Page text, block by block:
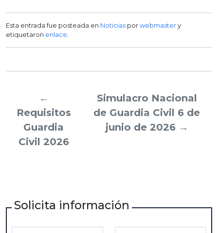
Esta entrada fue posteada en Noticias porwebmastery
etiquetaron enlace
←
Requisitos
Guardia
Civil 2026
Simulacro Nacional
de Guardia Civil 6 de
junio de 2026 →
Solicita información